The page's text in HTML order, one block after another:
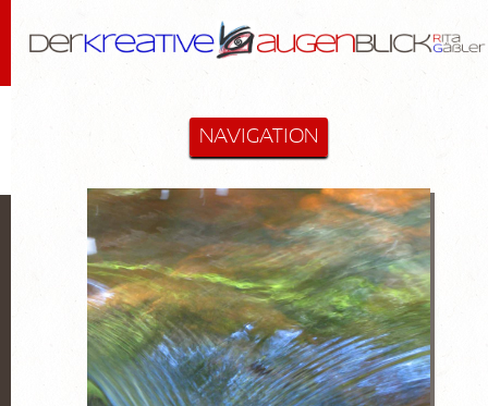
NAVIGATION
STARTSEITE
MALEREI & MEHR
Cactus-Objekte
Lanzarote
Diverse